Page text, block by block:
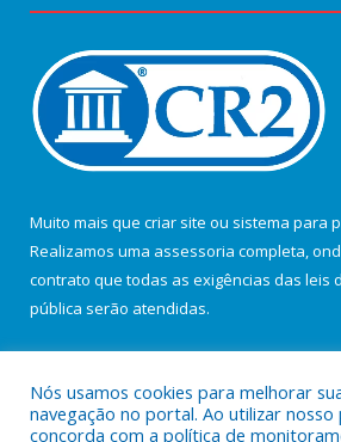
Muito mais que criar site ou sistema para
Realizamos uma assessoria completa,
contrato que todas as exigências das leis
pública serão atendidas.
Nós usamos cookies para melhorar
navegação no portal. Ao utilizar nosso
concorda com a política de